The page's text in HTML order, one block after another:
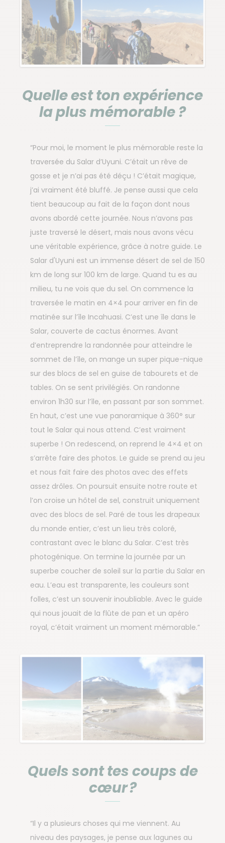
Quelle est ton expérience
la plus mémorable ?
“Pour moi, le moment le plus mémorable reste la
traversée du Salar d’Uyuni. C’était un rêve de
gosse et je n’ai pas été déçu ! C’était magique,
j’ai vraiment été bluffé. Je pense aussi que cela
tient beaucoup au fait de la façon dont nous
avons abordé cette journée. Nous n’avons pas
juste traversé le désert, mais nous avons vécu
une véritable expérience, grâce à notre guide. Le
Salar d'Uyuni est un immense désert de sel de 150
km de long sur 100 km de large. Quand tu es au
milieu, tu ne vois que du sel. On commence la
traversée le matin en 4×4 pour arriver en fin de
matinée sur l’île Incahuasi. C’est une île dans le
Salar, couverte de cactus énormes. Avant
d’entreprendre la randonnée pour atteindre le
sommet de l’île, on mange un super pique-nique
sur des blocs de sel en guise de tabourets et de
tables. On se sent privilégiés. On randonne
environ 1h30 sur l’île, en passant par son sommet.
En haut, c’est une vue panoramique à 360° sur
tout le Salar qui nous attend. C’est vraiment
superbe ! On redescend, on reprend le 4×4 et on
s’arrête faire des photos. Le guide se prend au jeu
et nous fait faire des photos avec des effets
assez drôles. On poursuit ensuite notre route et
l’on croise un hôtel de sel, construit uniquement
avec des blocs de sel. Paré de tous les drapeaux
du monde entier, c’est un lieu très coloré,
contrastant avec le blanc du Salar. C’est très
photogénique. On termine la journée par un
superbe coucher de soleil sur la partie du Salar en
eau. L’eau est transparente, les couleurs sont
folles, c’est un souvenir inoubliable. Avec le guide
qui nous jouait de la flûte de pan et un apéro
royal, c’était vraiment un moment mémorable.”
Quels sont tes coups de
cœur ?
“Il y a plusieurs choses qui me viennent. Au
niveau des paysages, je pense aux lagunes au